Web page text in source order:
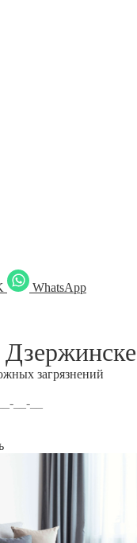
WhatsApp
Дзержинске
загрязнений